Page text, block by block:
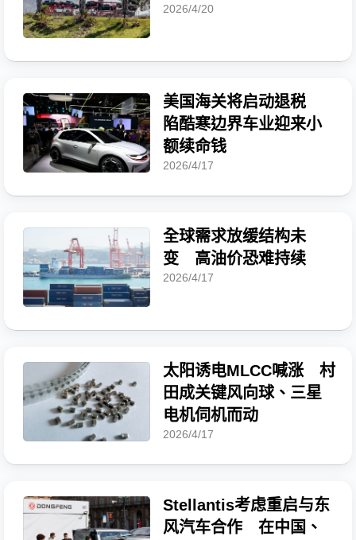
2026/4/20
美国海关将启动退税
陷酷寒边界车业迎来小
额续命钱
2026/4/17
全球需求放缓结构未
变 高油价恐难持续
2026/4/17
太阳诱电MLCC喊涨 村
田成关键风向球、三星
电机伺机而动
2026/4/17
Stellantis考虑重启与东
风汽车合作 在中国、